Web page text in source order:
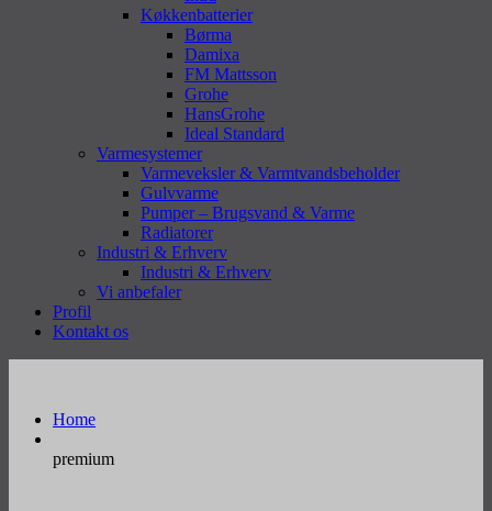
Køkkenbatterier
Børma
Damixa
FM Mattsson
Grohe
HansGrohe
Ideal Standard
Varmesystemer
Varmeveksler & Varmtvandsbeholder
Gulvvarme
Pumper – Brugsvand & Varme
Radiatorer
Industri & Erhverv
Industri & Erhverv
Vi anbefaler
Profil
Kontakt os
Home
premium